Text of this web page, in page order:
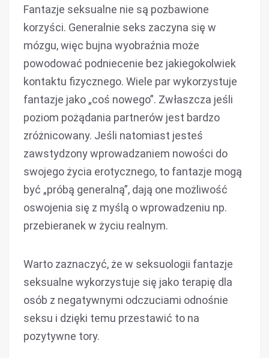
Fantazje seksualne nie są pozbawione
korzyści. Generalnie seks zaczyna się w
mózgu, więc bujna wyobraźnia może
powodować podniecenie bez jakiegokolwiek
kontaktu fizycznego. Wiele par wykorzystuje
fantazje jako „coś nowego”. Zwłaszcza jeśli
poziom pożądania partnerów jest bardzo
zróżnicowany. Jeśli natomiast jesteś
zawstydzony wprowadzaniem nowości do
swojego życia erotycznego, to fantazje mogą
być „próbą generalną”, dają one możliwość
oswojenia się z myślą o wprowadzeniu np.
przebieranek w życiu realnym.
Warto zaznaczyć, że w seksuologii fantazje
seksualne wykorzystuje się jako terapię dla
osób z negatywnymi odczuciami odnośnie
seksu i dzięki temu przestawić to na
pozytywne tory.